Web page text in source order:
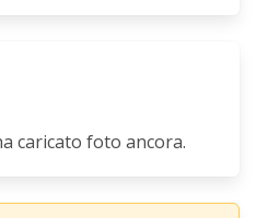
caricato foto ancora.